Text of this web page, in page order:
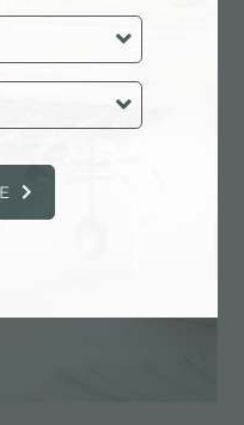
ÉVIERS